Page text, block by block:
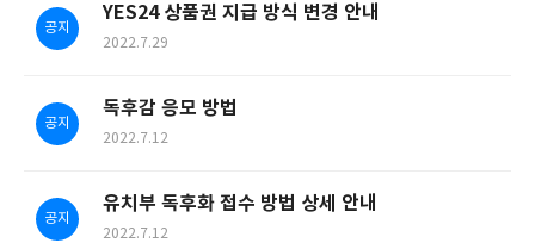
공지
YES24 상품권 지급 방식 변경 안내
2022.7.29
공지
독후감 응모 방법
2022.7.12
공지
유치부 독후화 접수 방법 상세 안내
2022.7.12